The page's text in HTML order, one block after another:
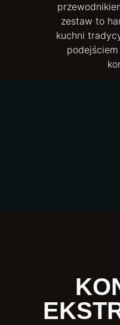
zestaw to
kuchni